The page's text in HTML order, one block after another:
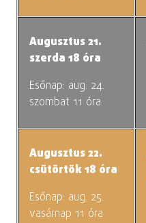
Augusztus 21.
szerda 18 óra
Esőnap: aug. 24.
szombat 11 óra
Augusztus 22.
csütörtök 18 óra
Esőnap: aug. 25.
vasárnap 11 óra